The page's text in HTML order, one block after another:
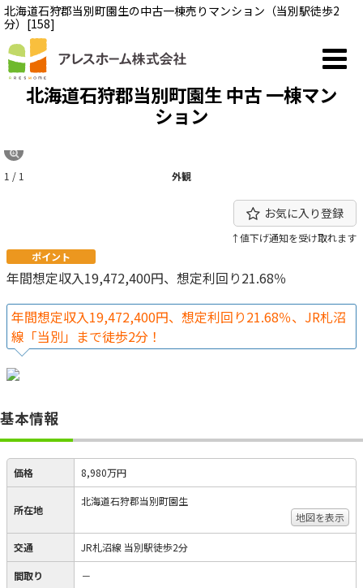
北海道石狩郡当別町園生の中古一棟売りマンション（当別駅徒歩2
分）[158]
北海道石狩郡当別町園生 中古 一棟マン
ション
外観
1 / 1
お気に入り登録
↑値下げ通知を受け取れます
ポイント
年間想定収入19,472,400円、想定利回り21.68％
年間想定収入19,472,400円、想定利回り21.68％、JR札沼
線「当別」まで徒歩2分！
基本情報
価格 8,980万円
所在地
北海道石狩郡当別町園生
地図を表示
交通 JR札沼線 当別駅徒歩2分
間取り －